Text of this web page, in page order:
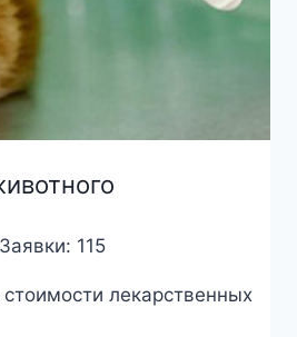
115
лекарственных